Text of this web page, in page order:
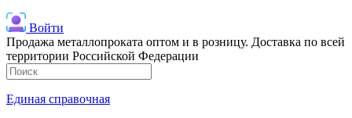
Войти
Продажа металлопроката оптом и в розницу. Доставка по всей
территории Российской Федерации
Единая справочная